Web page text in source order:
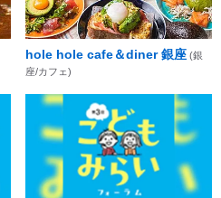
hole hole cafe＆diner 銀座 (銀
座/カフェ)